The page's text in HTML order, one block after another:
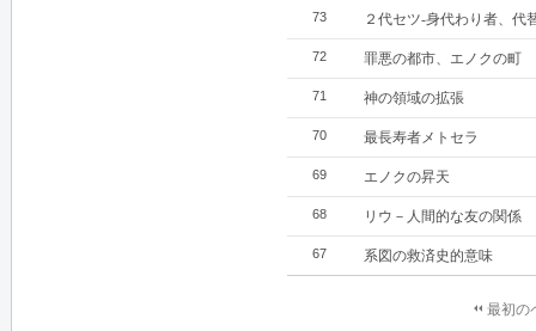
73 ２代セツ‐身代わり者、
72 罪悪の都市、エノクの町
71 神の領域の拡張
70 最長寿者メトセラ
69 エノクの昇天
68 リウ－人間的な友の関係
67 系図の救済史的意味
最初の